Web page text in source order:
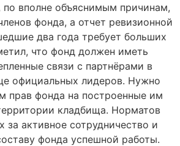
вполне объяснимым причинам,
фонда, а отчет ревизионной
два года требует больших
что фонд должен иметь
связи с партнёрами в
официальных лидеров. Нужно
прав фонда на построенные им
кладбища. Норматов
за активное сотрудничество и
фонда успешной работы.